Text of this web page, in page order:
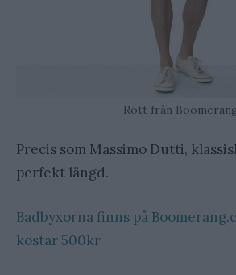
Rött från
Precis som Massimo Dutti,
perfekt längd.
Badbyxorna finns på
kostar 500kr